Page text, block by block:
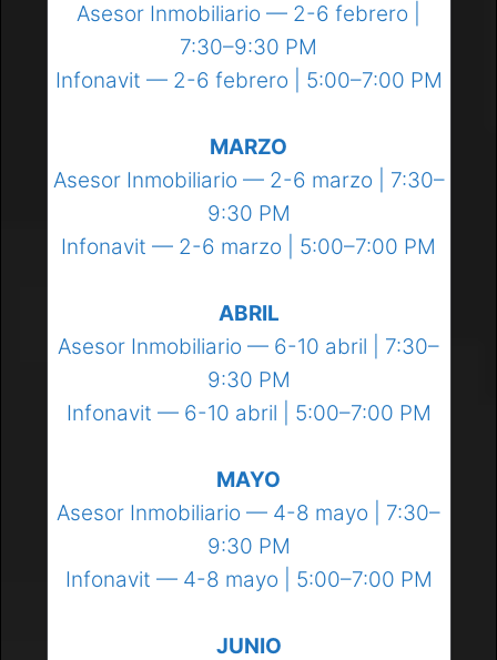
Asesor Inmobiliario — 2-6 febrero |
7:30–9:30 PM
Infonavit — 2-6 febrero | 5:00–7:00 PM
MARZO
Asesor Inmobiliario — 2-6 marzo | 7:30–
9:30 PM
Infonavit — 2-6 marzo | 5:00–7:00 PM
ABRIL
Asesor Inmobiliario — 6-10 abril | 7:30–
9:30 PM
Infonavit — 6-10 abril | 5:00–7:00 PM
MAYO
Asesor Inmobiliario — 4-8 mayo | 7:30–
9:30 PM
Infonavit — 4-8 mayo | 5:00–7:00 PM
JUNIO